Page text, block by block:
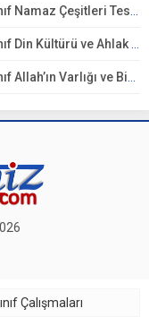
Namaz Çeşitleri Testi – Online Çöz
ve Ahlak Bilgisi 1. Ünite: Allah İnancı Çalışmaları
Varlığı ve Birliği Testi – Online Çöz
Çalışmaları